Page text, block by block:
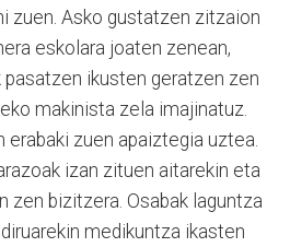
zuen. Asko gustatzen zitzaion
eskolara joaten zenean,
pasatzen ikusten geratzen zen
makinista zela imajinatuz.
erabaki zuen apaiztegia uztea.
izan zituen aitarekin eta
zen bizitzera. Osabak laguntza
medikuntza ikasten